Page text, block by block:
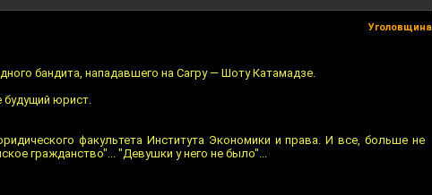
Уголовщина
бандита, нападавшего на Сагру — Шоту Катамадзе.
будущий юрист.
факультета Института Экономики и права. И все, больше не
гражданство"... "Девушки у него не было"...